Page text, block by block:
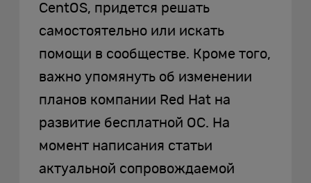
CentOS, придется решать
самостоятельно или искать
помощи в сообществе. Кроме того,
важно упомянуть об изменении
планов компании Red Hat на
развитие бесплатной ОС. На
момент написания статьи
актуальной сопровождаемой